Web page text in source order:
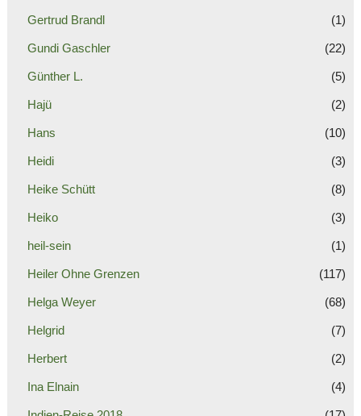
Gertrud Brandl (1)
Gundi Gaschler (22)
Günther L. (5)
Hajü (2)
Hans (10)
Heidi (3)
Heike Schütt (8)
Heiko (3)
heil-sein (1)
Heiler Ohne Grenzen (117)
Helga Weyer (68)
Helgrid (7)
Herbert (2)
Ina Elnain (4)